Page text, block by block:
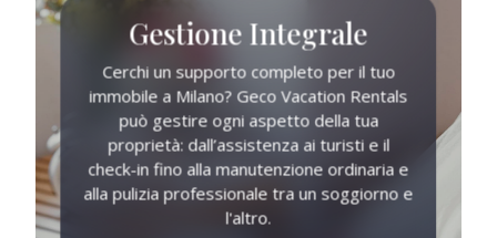
Gestione Integrale
Cerchi un supporto completo per il tuo
immobile a Milano? Geco Vacation Rentals
può gestire ogni aspetto della tua
proprietà: dall’assistenza ai turisti e il
check-in fino alla manutenzione ordinaria e
alla pulizia professionale tra un soggiorno e
l'altro.